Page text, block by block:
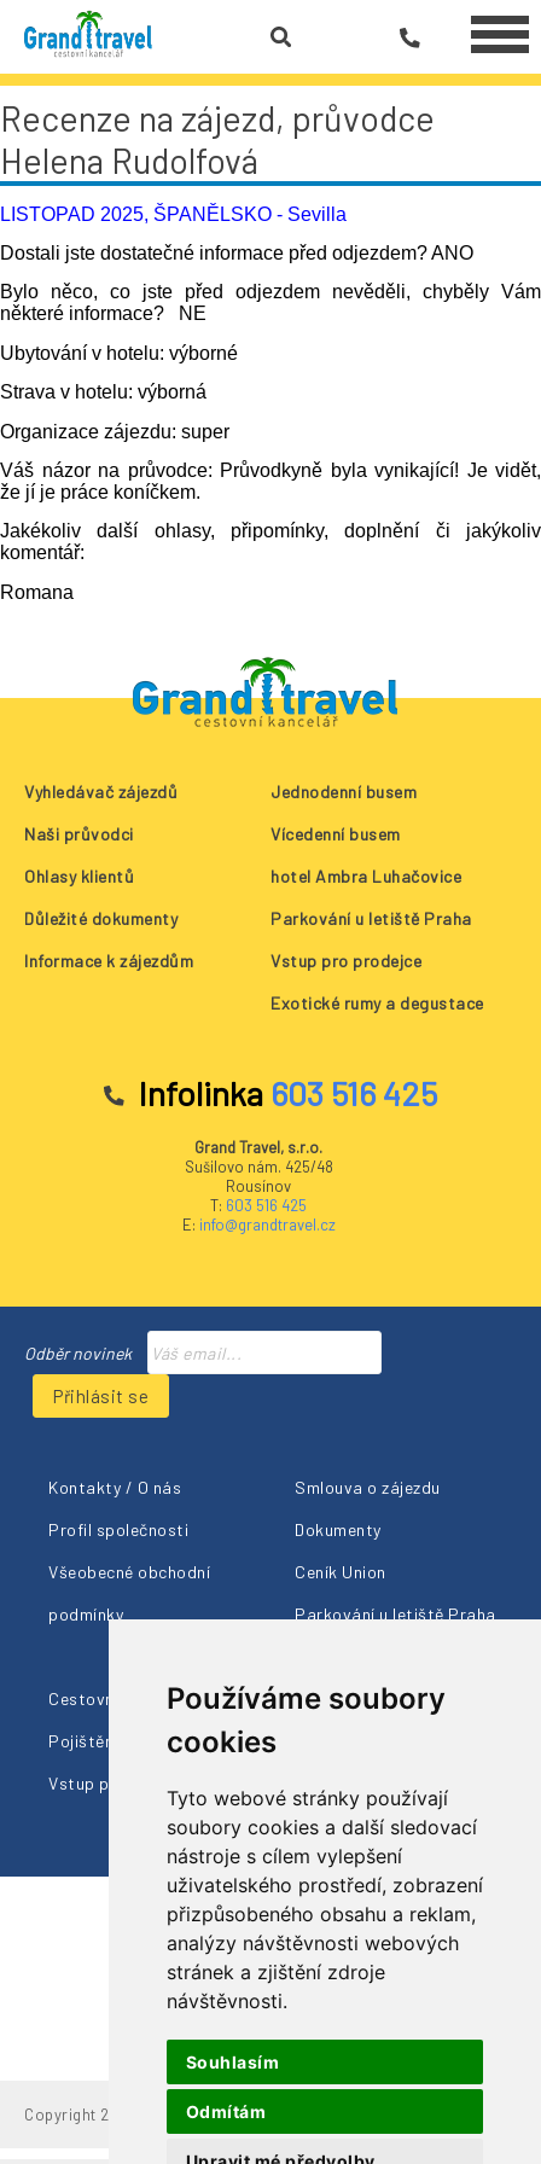
Používáme soubory
cookies
Tyto webové stránky používají
soubory cookies a další sledovací
nástroje s cílem vylepšení
uživatelského prostředí, zobrazení
přizpůsobeného obsahu a reklam,
analýzy návštěvnosti webových
stránek a zjištění zdroje
návštěvnosti.
Souhlasím
Odmítám
Recenze na zájezd, průvodce
Helena Rudolfová
LISTOPAD 2025, ŠPANĚLSKO - Sevilla
Dostali jste dostatečné informace před odjezdem?ANO
Bylo něco, co jste před odjezdem nevěděli, chyběly Vám
některé informace?
NE
Ubytování v hotelu: výborné
Strava v hotelu: výborná
Organizace zájezdu: super
Váš názor na průvodce: Průvodkyně byla vynikající! Je vidět,
že jí je práce koníčkem.
Jakékoliv další ohlasy, připomínky, doplnění či jakýkoliv
komentář:
Romana
Vyhledávač zájezdů
Naši průvodci
Ohlasy klientů
Jednodenní busem
Vícedenní busem
hotel Ambra Luhačovice
Důležité dokumenty
Informace k zájezdům
Parkování u letiště Praha
Vstup pro prodejce
Exotické rumy a degustace
Infolinka 603 516 425
Grand Travel, s.r.o.
Sušilovo nám. 425/48
Rousínov
T: 603 516 425
E: info@grandtravel.cz
Odběr novinek
Přihlásit se
Kontakty / O nás
Profil společnosti
Všeobecné obchodní
podmínky
Smlouva o zájezdu
Dokumenty
Ceník Union
Parkování u letiště Praha
Cestovní pojištění
Pojištění proti úpadku
Ohlasy klientů
Vstup pro prodejce
Sledujte nás
Copyright 2022 Grand Travel, s.r.o.